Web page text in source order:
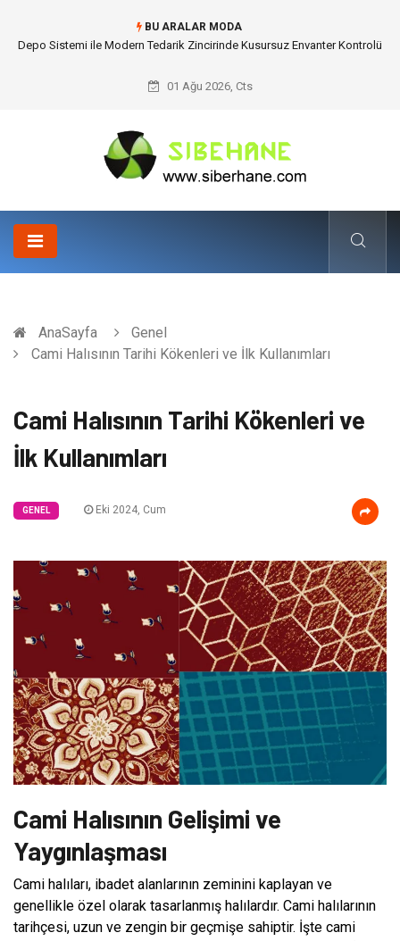
BU ARALAR MODA
Akrilik Boyama Seti ile Evinizde Dijitalden Uzak Bir Deşarj Alanı Tasarlayın
01 Ağu 2026, Cts
AnaSayfa
Genel
Cami Halısının Tarihi Kökenleri ve İlk Kullanımları
Cami Halısının Tarihi Kökenleri ve
İlk Kullanımları
GENEL Eki 2024, Cum
Cami Halısının Gelişimi ve
Yaygınlaşması
Cami halıları, ibadet alanlarının zeminini kaplayan ve
genellikle özel olarak tasarlanmış halılardır. Cami halılarının
tarihçesi, uzun ve zengin bir geçmişe sahiptir. İşte cami